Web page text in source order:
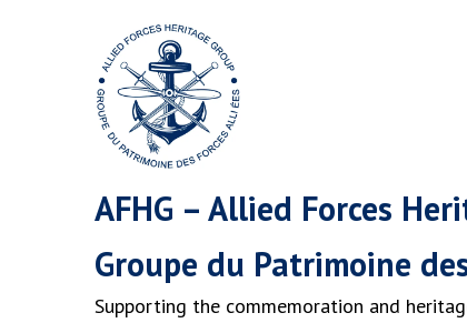
AFHG – Allied Forces
Groupe du Patrimoine
Supporting the commemoration and